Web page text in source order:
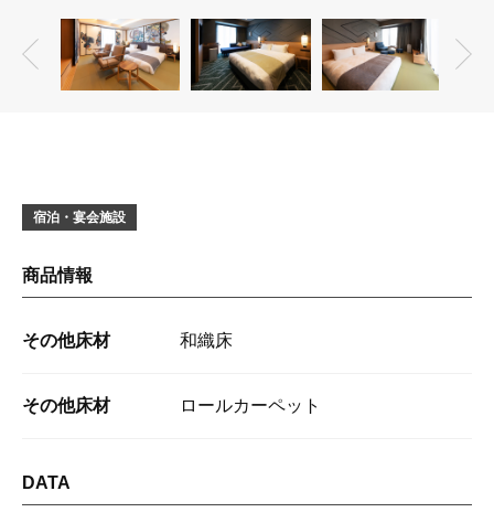
宿泊・宴会施設
商品情報
その他床材 和織床
その他床材 ロールカーペット
DATA